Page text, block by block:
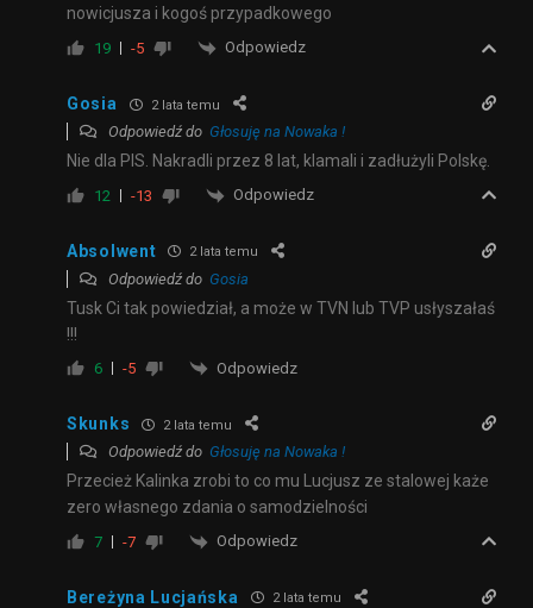
nowicjusza i kogoś przypadkowego
19 -5 Odpowiedz
Gosia 2 lata temu
Odpowiedź do Głosuję na Nowaka !
Nie dla PIS. Nakradli przez 8 lat, klamali i zadłużyli Polskę.
12 -13 Odpowiedz
Absolwent 2 lata temu
Odpowiedź do Gosia
Tusk Ci tak powiedział, a może w TVN lub TVP usłyszałaś
!!!
6 -5 Odpowiedz
Skunks 2 lata temu
Odpowiedź do Głosuję na Nowaka !
Przecież Kalinka zrobi to co mu Lucjusz ze stalowej każe
zero własnego zdania o samodzielności
7 -7 Odpowiedz
Bereżyna Lucjańska 2 lata temu